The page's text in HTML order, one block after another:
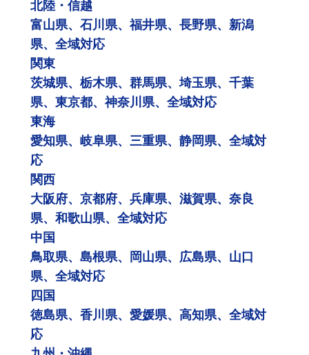
北陸・信越
富山県、石川県、福井県、長野県、新潟
県、全域対応
関東
茨城県、栃木県、群馬県、埼玉県、千葉
県、東京都、神奈川県、全域対応
東海
愛知県、岐阜県、三重県、静岡県、全域対
応
関西
大阪府、京都府、兵庫県、滋賀県、奈良
県、和歌山県、全域対応
中国
鳥取県、島根県、岡山県、広島県、山口
県、全域対応
四国
徳島県、香川県、愛媛県、高知県、全域対
応